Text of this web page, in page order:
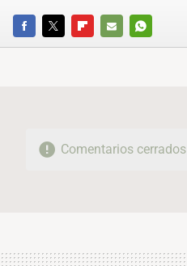
FACEBOOKTWITTERFLIPBOARD
E-
WHATSAPP
Comentarios cerrados